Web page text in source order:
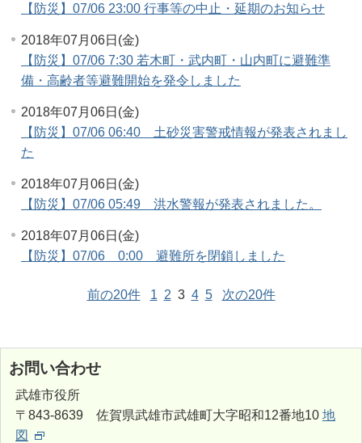
【防災】07/06 23:00 行事等の中止・延期のお知らせ
2018年07月06日(金)
【防災】07/06 7:30 若木町・武内町・山内町に避難準
備・高齢者等避難開始を発令しました
2018年07月06日(金)
【防災】07/06 06:40 土砂災害警戒情報が発表されまし
た
2018年07月06日(金)
【防災】07/06 05:49 洪水警報が発表されました。
2018年07月06日(金)
【防災】07/06 0:00 避難所を閉鎖しました
前の20件 1 2 3 4 5 次の20件
お問い合わせ
武雄市役所
〒843-8639 佐賀県武雄市武雄町大字昭和12番地10 地
図